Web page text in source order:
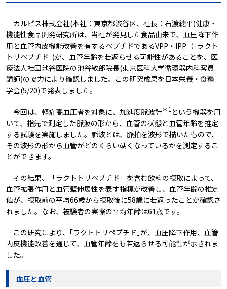
カルピス株式会社(本社：東京都渋谷区、社長：石渡總平)健康・
機能性食品開発研究所は、当社が発見した食品由来で、血圧降下作
用と血管内皮機能改善を有するペプチドであるVPP・IPP（｢ラクト
トリペプチド｣)が、血管年齢を若返らせる可能性があることを、医
療法人社団池谷医院の池谷敏郎院長(東京医科大学循環器内科客員
講師)の協力により確認しました。この研究成果を日本栄養・食糧
学会(5/20)で発表しました。
今回は、軽症高血圧者を対象に、加速度脈波計＊1という機器を用
いて、指先で測定した脈波の形から、血管の状態と血管年齢を推定
する試験を実施しました。脈波とは、脈拍を波形で描いたもので、
その波形の形から血管がどのくらい硬くなっているかを測定するこ
とができます。
その結果、「ラクトトリペプチド」を含む飲料の摂取によって、
血管拡張作用と血管壁伸展性を表す指標が改善し、血管年齢の推定
値が、摂取前の平均66歳から摂取後に58歳に若返ったことが確認さ
れました。なお、被験者の実際の平均年齢は61歳です。
この研究により、｢ラクトトリペプチド｣が、血圧降下作用、血管
内皮機能改善を通じて、血管年齢をも若返らせる可能性が示されま
した。
血圧と血管